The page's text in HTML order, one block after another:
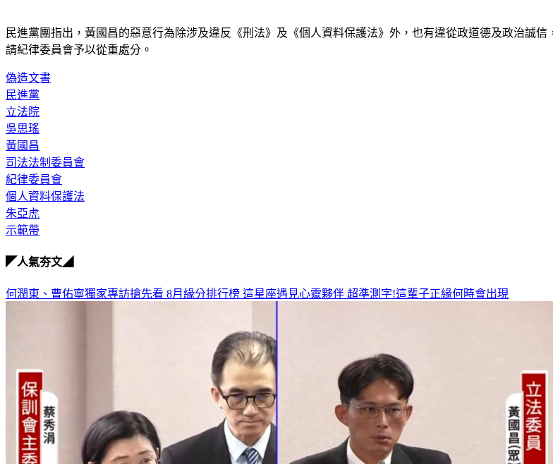
民進黨團指出，黃國昌的惡意行為除涉及違反《刑法》及《個人資料保護法》外，也有違從政道德及政治誠
請紀律委員會予以從重處分。
偽造文書
民進黨
立法院
吳思瑤
黃國昌
司法法制委員會
紀律委員會
個人資料保護法
朱亞虎
示範帶
◤人氣夯文◢
何潤東、曹佑寧獨家專訪搶先看 8月緣分排行榜 這星座遇見心靈夥伴 超準測字!這輩子正緣何時會出現